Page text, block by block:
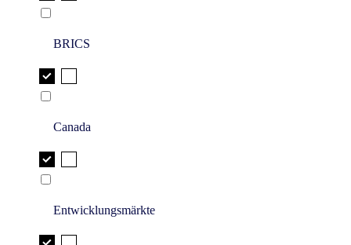
BRICS
Canada
Entwicklungsmärkte